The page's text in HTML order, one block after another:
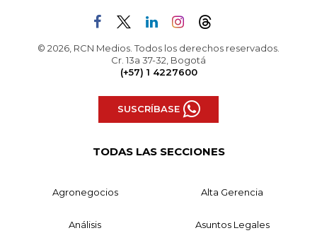
© 2026, RCN Medios. Todos los derechos reservados.
Cr. 13a 37-32, Bogotá
(+57) 1 4227600
SUSCRÍBASE
TODAS LAS SECCIONES
Agronegocios Alta Gerencia
Análisis Asuntos Legales